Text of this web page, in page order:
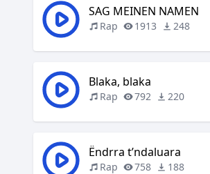
SAG MEINEN NAMEN
Rap 1913 248
Blaka, blaka
Rap 792 220
Ëndrra t’ndaluara
Rap 758 188